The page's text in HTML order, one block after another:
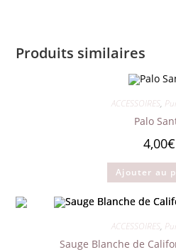
Produits similaires
ACCESSOIRES,
Palo
4,00€
Ajouter au
ACCESSOIRES,
Sauge Blanche de